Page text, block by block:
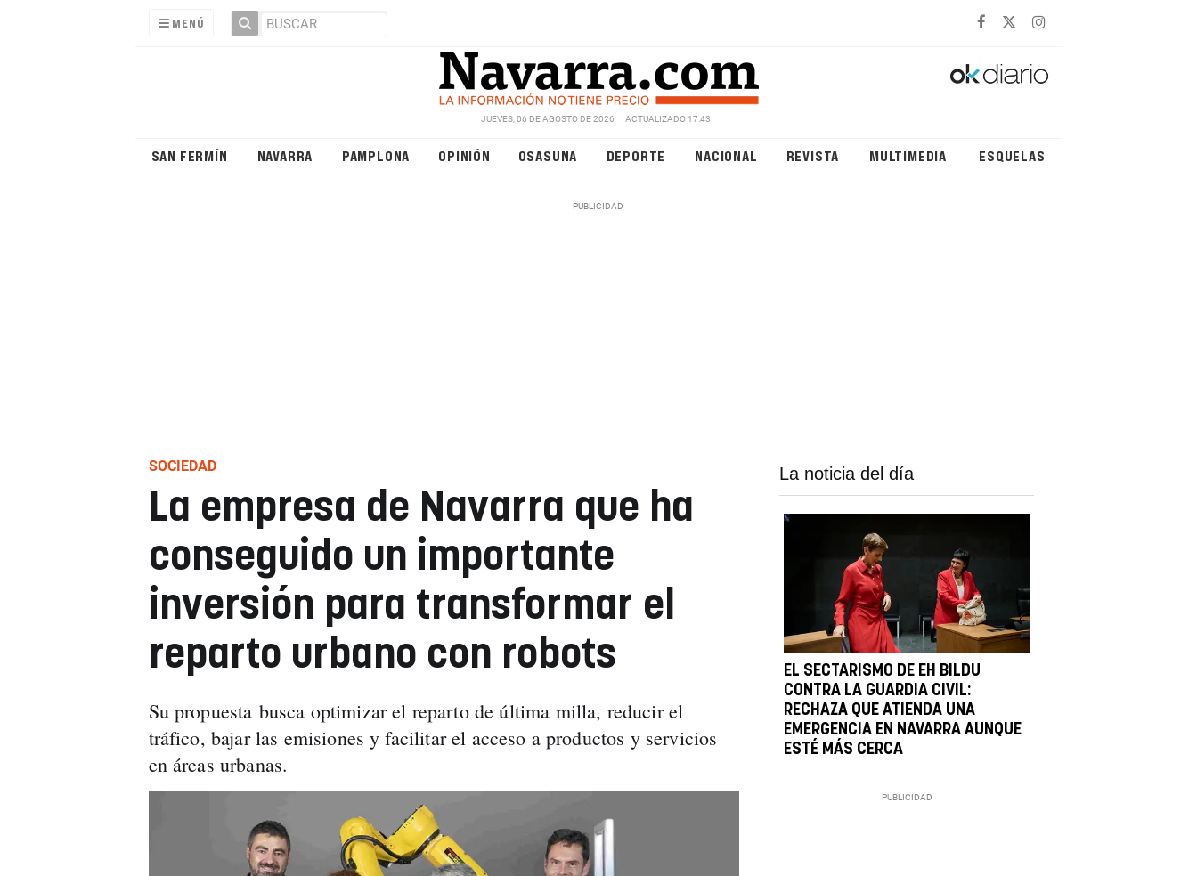
MENÚ
JUEVES, 06 DE AGOSTO DE 2026 ACTUALIZADO 17:43
SAN FERMÍN NAVARRA PAMPLONA OPINIÓN OSASUNA DEPORTE NACIONAL REVISTA MULTIMEDIA ESQUELAS
SOCIEDAD
La empresa de Navarra que ha
conseguido un importante
inversión para transformar el
reparto urbano con robots
Su propuesta busca optimizar el reparto de última milla, reducir el
tráfico, bajar las emisiones y facilitar el acceso a productos y servicios
en áreas urbanas.
La noticia del día
EL SECTARISMO DE EH BILDU
CONTRA LA GUARDIA CIVIL:
RECHAZA QUE ATIENDA UNA
EMERGENCIA EN NAVARRA AUNQUE
ESTÉ MÁS CERCA